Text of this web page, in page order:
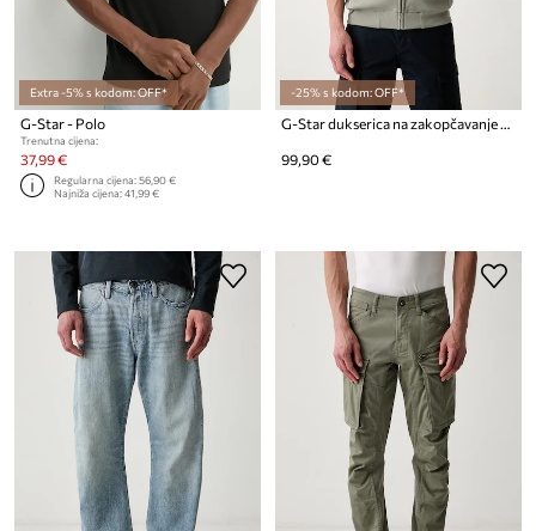
Extra -5% s kodom: OFF*
G-Star - Polo
Trenutna cijena:
37,99 €
Regularna cijena:56,90 €
Najniža cijena:41,99 €
-25% s kodom: OFF*
99,90 €